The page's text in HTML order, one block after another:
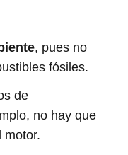
, pues no
fósiles.
de
no hay que
motor.